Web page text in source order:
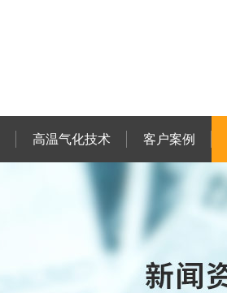
高温气化技术 客户案例